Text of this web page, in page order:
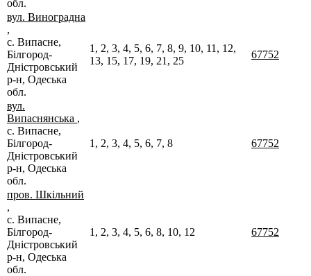
обл.
вул. Виноградна
,
с. Випасне,
Білгород-
Дністровський
р-н, Одеська
обл.
1, 2, 3, 4, 5, 6, 7, 8, 9, 10, 11, 12,
13, 15, 17, 19, 21, 25
67752
вул.
Випаснянська ,
с. Випасне,
Білгород-
Дністровський
р-н, Одеська
обл.
1, 2, 3, 4, 5, 6, 7, 8 67752
пров. Шкільний
,
с. Випасне,
Білгород-
Дністровський
р-н, Одеська
обл.
1, 2, 3, 4, 5, 6, 8, 10, 12 67752